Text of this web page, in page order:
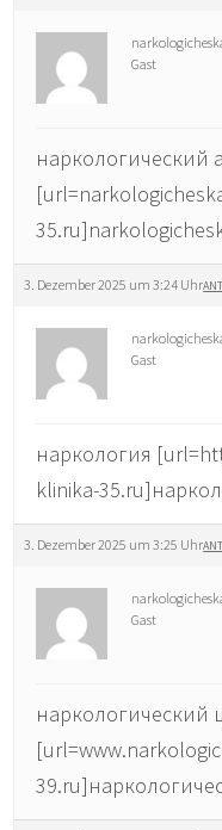
Gast
3. Dezember 2025 um 3:24 Uhr
Gast
наркология
klinika-
3. Dezember 2025 um 3:25 Uhr
Gast
наркологический